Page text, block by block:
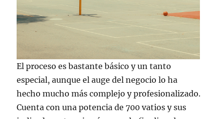
El proceso es bastante básico y un tanto
especial, aunque el auge del negocio lo ha
hecho mucho más complejo y profesionalizado.
Cuenta con una potencia de 700 vatios y sus